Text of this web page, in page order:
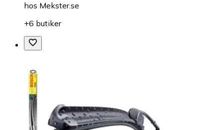
hos Mekster.se
+6 butiker